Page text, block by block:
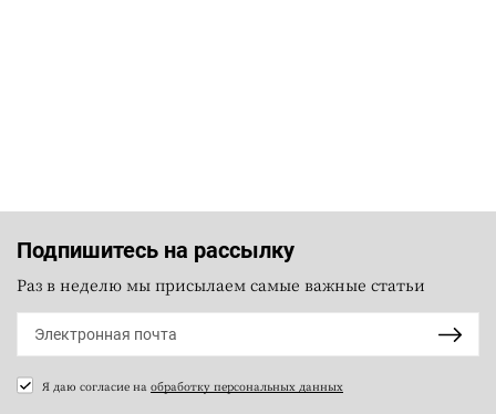
Подпишитесь на рассылку
Раз в неделю мы присылаем самые важные статьи
Я даю согласие на обработку персональных данных